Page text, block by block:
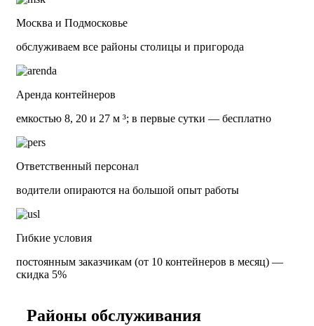
Москва и Подмосковье
обслуживаем все районы столицы и пригорода
Аренда контейнеров
емкостью 8, 20 и 27 м ³; в первые сутки — бесплатно
Ответственный персонал
водители опираются на большой опыт работы
Гибкие условия
постоянным заказчикам (от 10 контейнеров в месяц) —
скидка 5%
Районы обслуживания